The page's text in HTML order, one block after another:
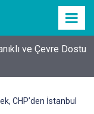
ve Çevre Dostu
CHP’den İstanbul